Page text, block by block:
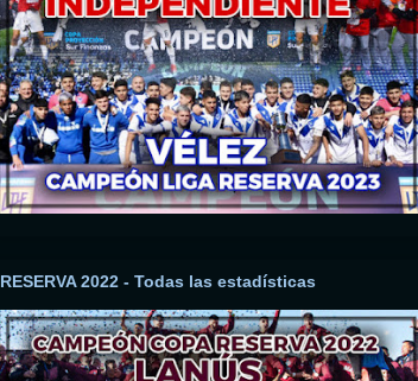
RESERVA 2022 - Todas las estadísticas